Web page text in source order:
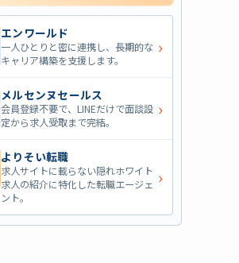
エンワールド
一人ひとりと密に連携し、長期的な
キャリア構築を支援します。
›
メルセンヌセールス
会員登録不要で、LINEだけで面談設
定から求人受取まで完結。
›
よりそい転職
求人サイトに載らない隠れホワイト
求人の紹介に特化した転職エージェ
ント。
›